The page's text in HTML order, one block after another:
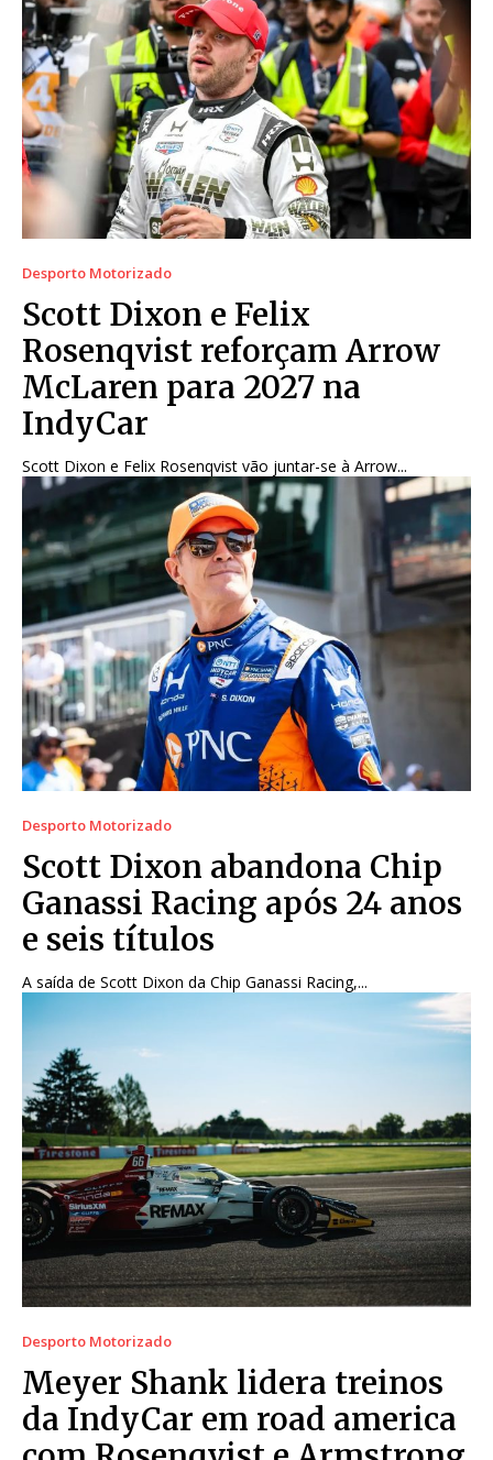
Desporto Motorizado
Scott Dixon e Felix
Rosenqvist reforçam Arrow
McLaren para 2027 na
IndyCar
Scott Dixon e Felix Rosenqvist vão juntar-se à Arrow...
Desporto Motorizado
Scott Dixon abandona Chip
Ganassi Racing após 24 anos
e seis títulos
A saída de Scott Dixon da Chip Ganassi Racing,...
Desporto Motorizado
Meyer Shank lidera treinos
da IndyCar em road america